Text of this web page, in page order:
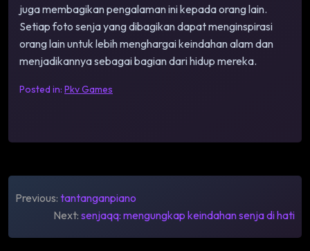
juga membagikan pengalaman ini kepada orang lain.
Setiap foto senja yang dibagikan dapat menginspirasi
orang lain untuk lebih menghargai keindahan alam dan
menjadikannya sebagai bagian dari hidup mereka.
Posted in: Pkv Games
navigation
Previous: tantanganpiano
Next: senjaqq: mengungkap keindahan senja di hati